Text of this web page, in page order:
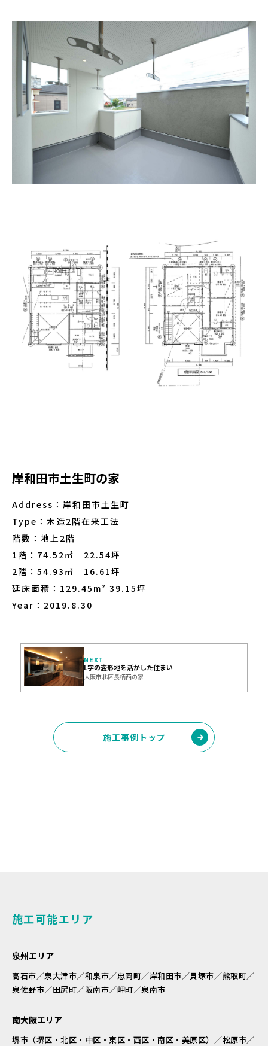
岸和田市土生町の家
Address：岸和田市土生町
Type：木造2階在来工法
階数：地上2階
1階：74.52㎡ 22.54坪
2階：54.93㎡ 16.61坪
延床面積：129.45m² 39.15坪
Year：2019.8.30
NEXT
L字の変形地を活かした住まい
大阪市北区長柄西の家
施工事例トップ
施工可能エリア
泉州エリア
高石市／泉大津市／和泉市／忠岡町／岸和田市／貝塚市／熊取町／
泉佐野市／田尻町／阪南市／岬町／泉南市
南大阪エリア
堺市（堺区・北区・中区・東区・西区・南区・美原区）／松原市／